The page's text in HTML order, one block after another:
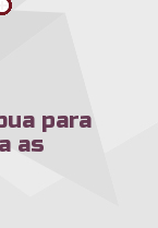
para
as